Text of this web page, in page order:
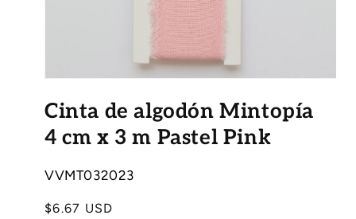
1
in
modal
Cinta de algodón Mintopía
4 cm x 3 m Pastel Pink
SKU:
VVMT032023
Regular
$6.67 USD